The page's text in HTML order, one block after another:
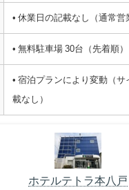
• 休業日の記載なし（通常営
• 無料駐車場 30台（先着順）
• 宿泊プランにより変動（
載なし）
ホテルテトラ本八戸